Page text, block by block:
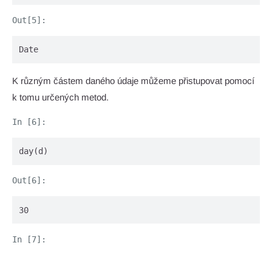
Date
K různým částem daného údaje můžeme přistupovat pomocí
k tomu určených metod.
day(d)
30